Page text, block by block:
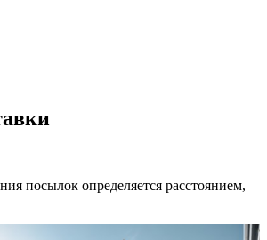
посылок определяется расстоянием,